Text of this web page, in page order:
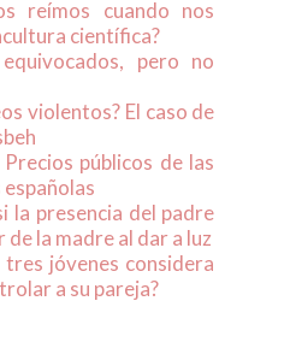
reímos cuando nos
científica?
pero no
violentos? El caso de
públicos de las
la presencia del padre
la madre al dar a luz
tres jóvenes considera
a su pareja?